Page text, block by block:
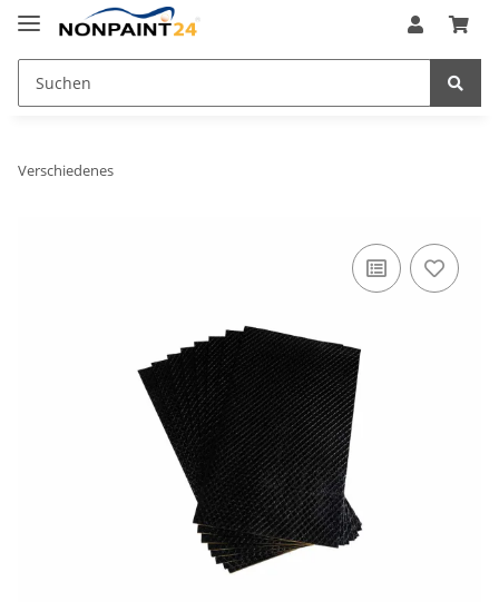
Verschiedenes